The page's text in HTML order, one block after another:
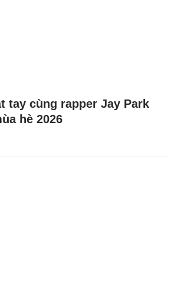
tay cùng rapper Jay Park
hè 2026